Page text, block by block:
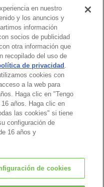
Inicio de la Página
en nuestro
y los anuncios y
información
socios de publicidad
otra información que
recopilado del uso de
de privacidad .
cookies con
a la web para
Haga clic en "Tengo
años. Haga clic en
las cookies" si tiene
configuración de
16 años y
de cookies